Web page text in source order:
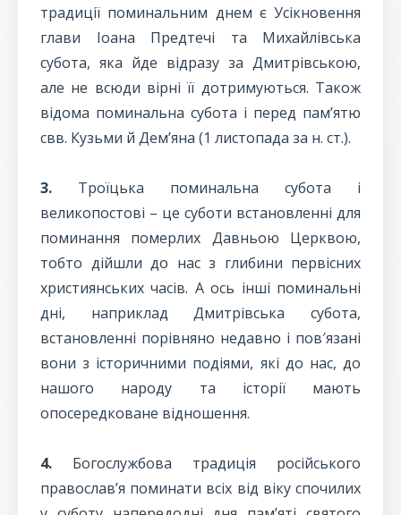
традиції поминальним днем є Усікновення
глави Іоана Предтечі та Михайлівська
субота, яка йде відразу за Дмитрівською,
але не всюди вірні її дотримуються. Також
відома поминальна субота і перед памʼятю
свв. Кузьми й Демʼяна (1 листопада за н. ст.).
3. Троїцька поминальна субота і
великопостові – це суботи встановленні для
поминання померлих Давньою Церквою,
тобто дійшли до нас з глибини первісних
християнських часів. А ось інші поминальні
дні, наприклад Дмитрівська субота,
встановленні порівняно недавно і пов′язані
вони з історичними подіями, які до нас, до
нашого народу та історії мають
опосередковане відношення.
4. Богослужбова традиція російського
православ’я поминати всіх від віку спочилих